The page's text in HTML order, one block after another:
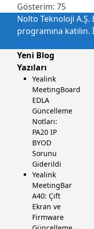
Gösterim: 75
Nolto Teknoloji A.Ş.
programına
Bayi Başvuru Formu
Yeni Blog
Yazıları
Yealink
MeetingBoard
EDLA
Güncelleme
Notları:
PA20 IP
BYOD
Sorunu
Giderildi
Yealink
MeetingBar
A40: Çift
Ekran ve
Firmware